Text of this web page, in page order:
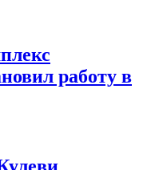
работу в